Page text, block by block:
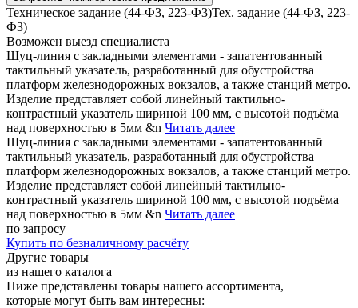
Техническое задание (44-Ф3, 223-Ф3)Тех. задание (44-ФЗ, 223-
ФЗ)
Возможен выезд специалиста
Шуц-линия с закладными элементами - запатентованный
тактильный указатель, разработанный для обустройства
платформ железнодорожных вокзалов, а также станций метро.
Изделие представляет собой линейный тактильно-
контрастный указатель шириной 100 мм, с высотой подъёма
над поверхностью в 5мм &n Читать далее
Шуц-линия с закладными элементами - запатентованный
тактильный указатель, разработанный для обустройства
платформ железнодорожных вокзалов, а также станций метро.
Изделие представляет собой линейный тактильно-
контрастный указатель шириной 100 мм, с высотой подъёма
над поверхностью в 5мм &n Читать далее
по запросу
Купить по безналичному расчёту
Другие товары
из нашего каталога
Ниже представлены товары нашего ассортимента,
которые могут быть вам интересны: